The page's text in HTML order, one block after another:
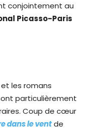
conjointement au
Picasso-Paris
les romans
particulièrement
Coup de cœur
dans le ventde